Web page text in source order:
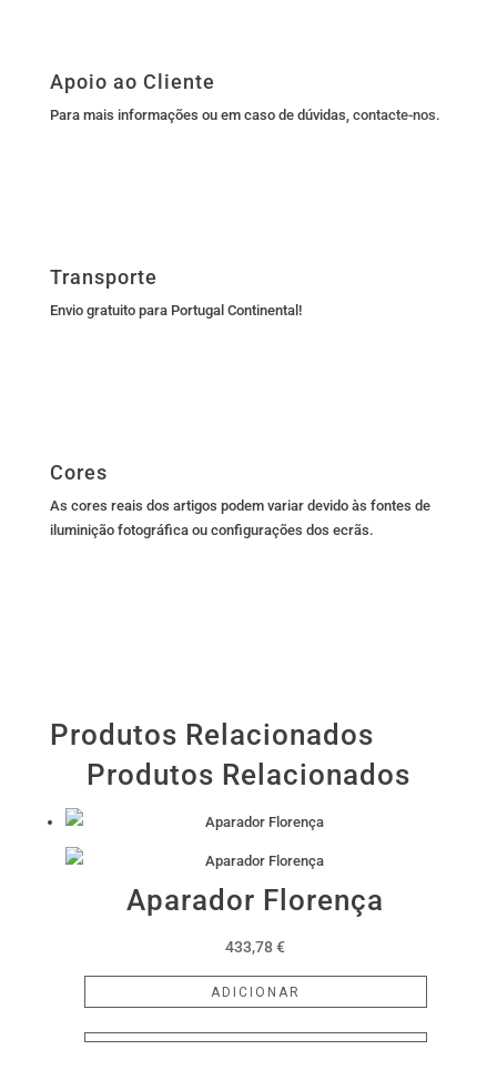
Apoio ao Cliente
Para mais informações ou em caso de dúvidas, contacte-nos.
Transporte
Envio gratuito para Portugal Continental!
Cores
As cores reais dos artigos podem variar devido às fontes de
iluminição fotográfica ou configurações dos ecrãs.
Produtos Relacionados
Produtos Relacionados
Aparador Florença
433,78€
ADICIONAR